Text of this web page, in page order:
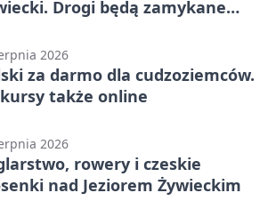
Drogi będą zamykane
2026
za darmo dla cudzoziemców.
także online
2026
rowery i czeskie
nad Jeziorem Żywieckim